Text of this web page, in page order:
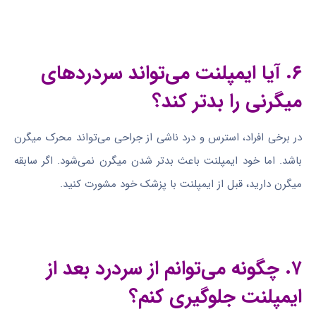
۶. آیا ایمپلنت می‌تواند سردردهای
میگرنی را بدتر کند؟
در برخی افراد، استرس و درد ناشی از جراحی می‌تواند محرک میگرن
باشد. اما خود ایمپلنت باعث بدتر شدن میگرن نمی‌شود. اگر سابقه
میگرن دارید، قبل از ایمپلنت با پزشک خود مشورت کنید.
۷. چگونه می‌توانم از سردرد بعد از
ایمپلنت جلوگیری کنم؟